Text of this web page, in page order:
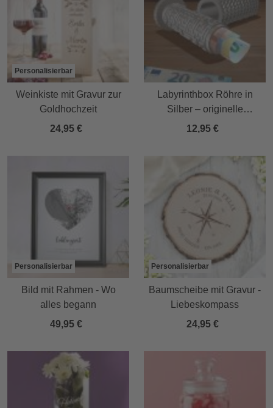
Personalisierbar
Weinkiste mit Gravur zur
Goldhochzeit
24,95 €
Labyrinthbox Röhre in
Silber – originelle
Geschenkverpackung
12,95 €
Personalisierbar
Bild mit Rahmen - Wo
alles begann
49,95 €
Personalisierbar
Baumscheibe mit Gravur -
Liebeskompass
24,95 €